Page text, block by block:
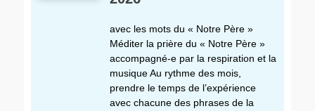
avec les mots du « Notre Père »
Méditer la prière du « Notre Père »
accompagné-e par la respiration et la
musique Au rythme des mois,
prendre le temps de l’expérience
avec chacune des phrases de la